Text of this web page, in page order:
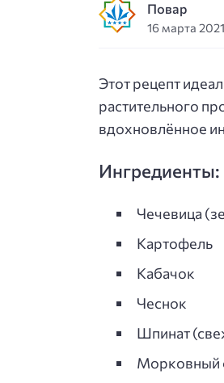
Повар
16 марта 2021
Этот рецепт
растительного
вдохновлённое
Ингредиенты:
Чечевица
Картофель
Кабачок
Чеснок
Шпинат
Морковный